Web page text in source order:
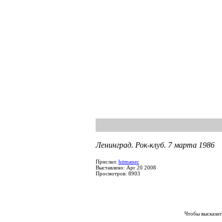
Ленинград. Рок-клуб. 7 марта 1986
Прислал: hitmanec
Выставлено: Apr 20 2008
Просмотров: 8903
Чтобы